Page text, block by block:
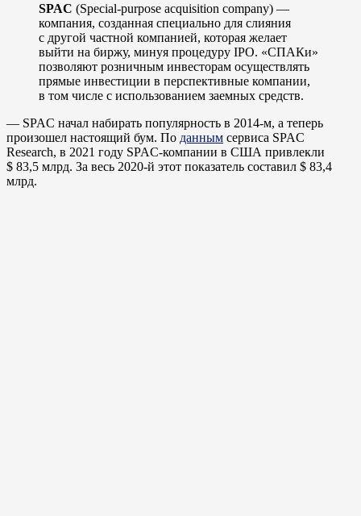
SPAC (Special-purpose acquisition company) —
компания, созданная специально для слияния
с другой частной компанией, которая желает
выйти на биржу, минуя процедуру IPO. «СПАКи»
позволяют розничным инвесторам осуществлять
прямые инвестиции в перспективные компании,
в том числе с использованием заемных средств.
— SPAC начал набирать популярность в 2014-м, а теперь
произошел настоящий бум. По данным сервиса SPAC
Research, в 2021 году SPAC-компании в США привлекли
$ 83,5 млрд. За весь 2020-й этот показатель составил $ 83,4
млрд.